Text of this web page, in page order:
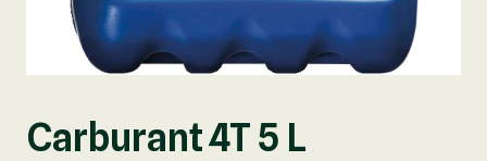
Carburant 4T 5 L